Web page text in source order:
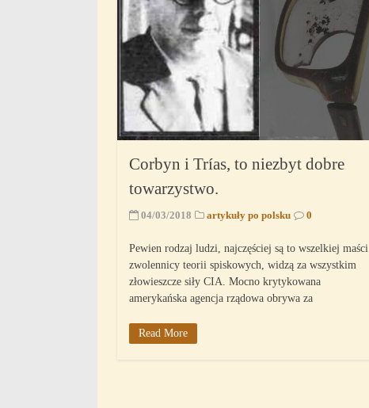
Corbyn i Trías, to niezbyt dobre
towarzystwo.
04/03/2018 artykuły po polsku 0
Pewien rodzaj ludzi, najczęściej są to wszelkiej maści
zwolennicy teorii spiskowych, widzą za wszystkim
złowieszcze siły CIA. Mocno krytykowana
amerykańska agencja rządowa obrywa za
Read More